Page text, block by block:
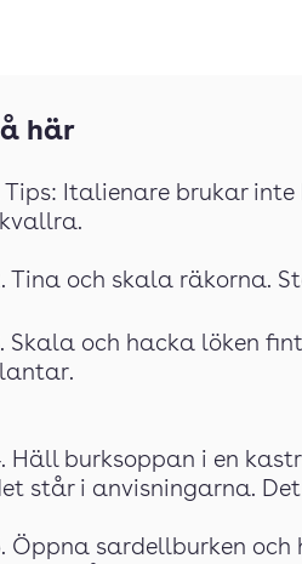
här
Tips: Italienare brukar
Tina och skala räkorna.
Skala och hacka löken
Häll burksoppan i en
står i anvisningarna.
Öppna sardellburken